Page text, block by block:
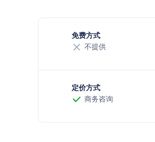
免费方式
不提供
定价方式
商务咨询